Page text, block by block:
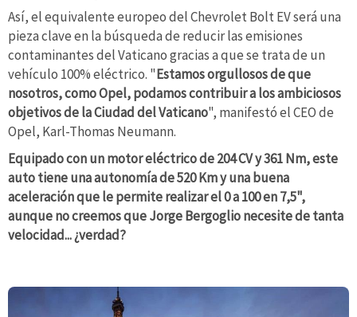
Así, el equivalente europeo del Chevrolet Bolt EV será una
pieza clave en la búsqueda de reducir las emisiones
contaminantes del Vaticano gracias a que se trata de un
vehículo 100% eléctrico. "Estamos orgullosos de que
nosotros, como Opel, podamos contribuir a los ambiciosos
objetivos de la Ciudad del Vaticano", manifestó el CEO de
Opel, Karl-Thomas Neumann.
Equipado con un motor eléctrico de 204 CV y 361 Nm, este
auto tiene una autonomía de 520 Km y una buena
aceleración que le permite realizar el 0 a 100 en 7,5",
aunque no creemos que Jorge Bergoglio necesite de tanta
velocidad... ¿verdad?